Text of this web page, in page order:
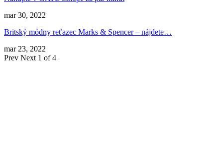
mar 30, 2022
Britský módny reťazec Marks & Spencer – nájdete…
mar 23, 2022
Prev Next 1 of 4